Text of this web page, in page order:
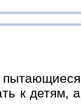
к детям, а